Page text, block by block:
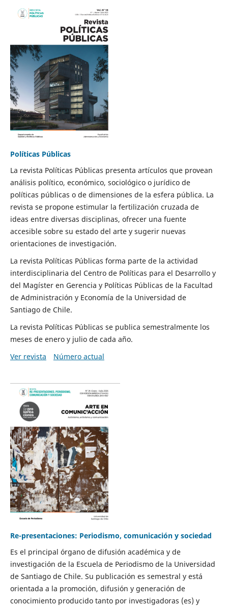
Políticas Públicas
La revista Políticas Públicas presenta artículos que provean
análisis político, económico, sociológico o jurídico de
políticas públicas o de dimensiones de la esfera pública. La
revista se propone estimular la fertilización cruzada de
ideas entre diversas disciplinas, ofrecer una fuente
accesible sobre su estado del arte y sugerir nuevas
orientaciones de investigación.
La revista Políticas Públicas forma parte de la actividad
interdisciplinaria del Centro de Políticas para el Desarrollo y
del Magíster en Gerencia y Políticas Públicas de la Facultad
de Administración y Economía de la Universidad de
Santiago de Chile.
La revista Políticas Públicas se publica semestralmente los
meses de enero y julio de cada año.
Ver revista
Número actual
Re-presentaciones: Periodismo, comunicación y sociedad
Es el principal órgano de difusión académica y de
investigación de la Escuela de Periodismo de la Universidad
de Santiago de Chile. Su publicación es semestral y está
orientada a la promoción, difusión y generación de
conocimiento producido tanto por investigadoras (es) y